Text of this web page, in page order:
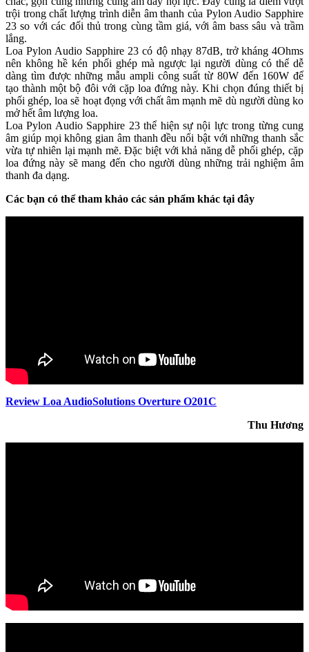
trội trong chất lượng trình diễn âm thanh của Pylon Audio Sapphire
23 so với các đối thủ trong cùng tầm giá, với âm bass sâu và trầm
lắng.
Loa Pylon Audio Sapphire 23 có độ nhạy 87dB, trở kháng 4Ohms
nên không hề kén phối ghép mà ngược lại người dùng có thể dễ
dàng tìm được những mẫu ampli công suất từ 80W đến 160W để
tạo thành một bộ đôi với cặp loa đứng này. Khi chọn đúng thiết bị
phối ghép, loa sẽ hoạt đọng với chất âm mạnh mẽ dù người dùng ko
mở hết âm lượng loa.
Loa Pylon Audio Sapphire 23 thể hiện sự nội lực trong từng cung
âm giúp mọi không gian âm thanh đều nổi bật với những thanh sắc
vừa tự nhiên lại mạnh mẽ. Đặc biệt với khả năng dễ phối ghép, cặp
loa đứng này sẽ mang đến cho người dùng những trải nghiệm âm
thanh đa dạng.
Các bạn có thể tham khảo các sản phẩm khác tại đây
Review Loa AudioSolutions Overture O201C
Thu Hương